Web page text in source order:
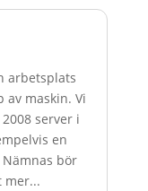
arbetsplats
av maskin. Vi
server i
en
bör
mer...